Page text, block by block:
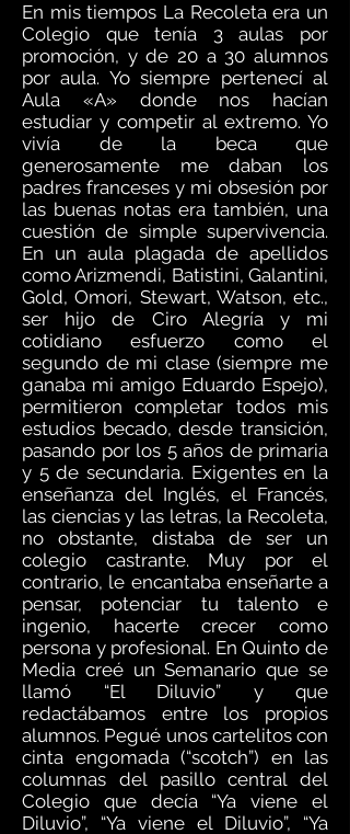
En mis tiempos La Recoleta era un
Colegio que tenía 3 aulas por
promoción, y de 20 a 30 alumnos
por aula. Yo siempre pertenecí al
Aula «A» donde nos hacían
estudiar y competir al extremo. Yo
vivía de la beca que
generosamente me daban los
padres franceses y mi obsesión por
las buenas notas era también, una
cuestión de simple supervivencia.
En un aula plagada de apellidos
como Arizmendi, Batistini, Galantini,
Gold, Omori, Stewart, Watson, etc.,
ser hijo de Ciro Alegría y mi
cotidiano esfuerzo como el
segundo de mi clase (siempre me
ganaba mi amigo Eduardo Espejo),
permitieron completar todos mis
estudios becado, desde transición,
pasando por los 5 años de primaria
y 5 de secundaria. Exigentes en la
enseñanza del Inglés, el Francés,
las ciencias y las letras, la Recoleta,
no obstante, distaba de ser un
colegio castrante. Muy por el
contrario, le encantaba enseñarte a
pensar, potenciar tu talento e
ingenio, hacerte crecer como
persona y profesional. En Quinto de
Media creé un Semanario que se
llamó “El Diluvio” y que
redactábamos entre los propios
alumnos. Pegué unos cartelitos con
cinta engomada (“scotch”) en las
columnas del pasillo central del
Colegio que decía “Ya viene el
Diluvio”, “Ya viene el Diluvio”, “Ya